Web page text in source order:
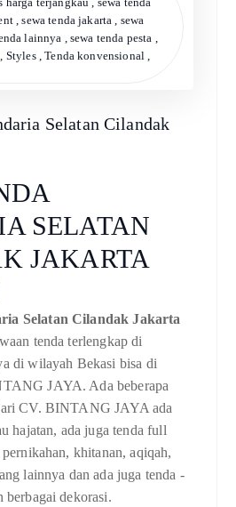
,sewa tenda jakarta
sewa
lainnya sewa tenda pesta
Styles,Tenda konvensional
Selatan Cilandak
SELATAN
JAKARTA
Selatan Cilandak Jakarta
tenda terlengkap di
di wilayah Bekasi bisa di
JAYA. Ada beberapa
CV. BINTANG JAYA ada
hajatan, ada juga tenda full
khitanan, aqiqah,
lainnya dan ada juga tenda -
berbagai dekorasi.